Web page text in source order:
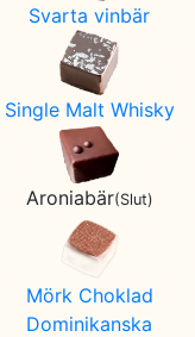
Svarta vinbär
Single Malt Whisky
Aroniabär(Slut)
Mörk Choklad
Dominikanska